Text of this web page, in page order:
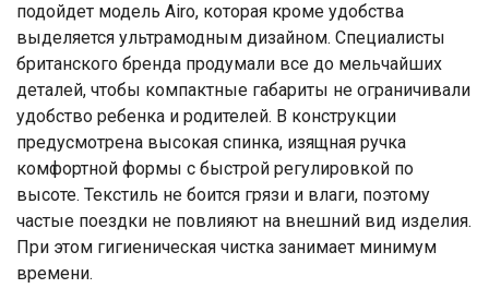
подойдет модель Airo, которая кроме удобства
выделяется ультрамодным дизайном. Специалисты
британского бренда продумали все до мельчайших
деталей, чтобы компактные габариты не ограничивали
удобство ребенка и родителей. В конструкции
предусмотрена высокая спинка, изящная ручка
комфортной формы с быстрой регулировкой по
высоте. Текстиль не боится грязи и влаги, поэтому
частые поездки не повлияют на внешний вид изделия.
При этом гигиеническая чистка занимает минимум
времени.